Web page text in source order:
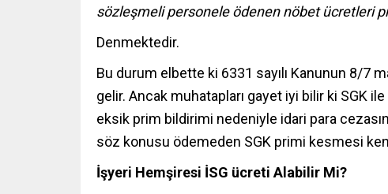
sözleşmeli personele ödenen nöbet ücretleri
Denmektedir.
Bu durum elbette ki 6331 sayılı Kanunun 8/7
gelir. Ancak muhatapları gayet iyi bilir ki SGK
eksik prim bildirimi nedeniyle idari para
söz konusu ödemeden SGK primi kesmesi
İşyeri Hemşiresi İSG ücreti Alabilir Mi?